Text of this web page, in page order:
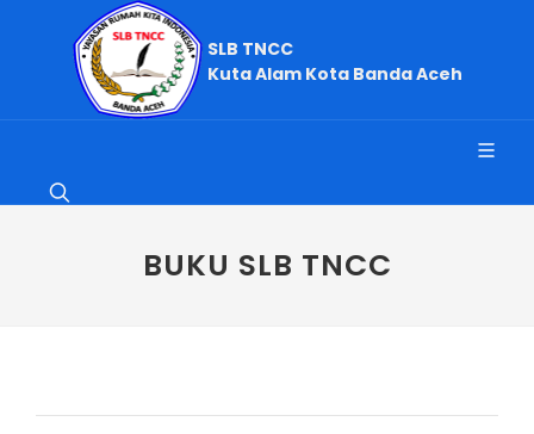
SLB TNCC
Kuta Alam Kota Banda Aceh
BUKU SLB TNCC